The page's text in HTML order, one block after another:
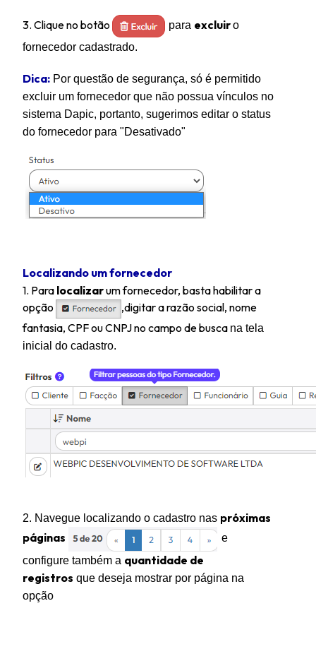
3. Clique no botão para excluiro
fornecedor cadastrado.
Dica: Por questão de segurança, só é permitido
excluir um fornecedor que não possua vínculos no
sistema Dapic, portanto, sugerimos editar o status
do fornecedor para "Desativado"
Localizando um fornecedor
1. Para localizarum fornecedor, basta habilitar a
opção
,digitar a razão social, nome
fantasia, CPF ou CNPJ no campo de busca na tela
inicial do cadastro.
2. Navegue localizando o cadastro nas próximas
páginas
e
configure também a quantidade de
registros que deseja mostrar por página na
opção